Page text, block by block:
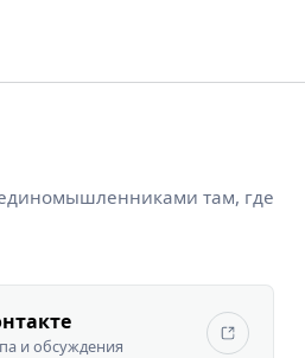
там, где
и обсуждения